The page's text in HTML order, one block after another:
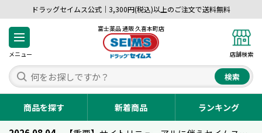
ドラッグセイムス公式｜3,300円(税込)以上のご注文で送料無料
メニュー
富士薬品 通販 久喜本町店
店舗検索
検索
商品を探す 新着商品 ランキング